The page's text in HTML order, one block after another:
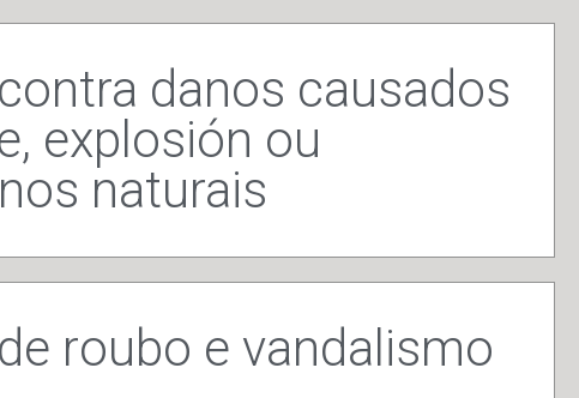
danos causados
explosión ou
naturais
roubo e vandalismo